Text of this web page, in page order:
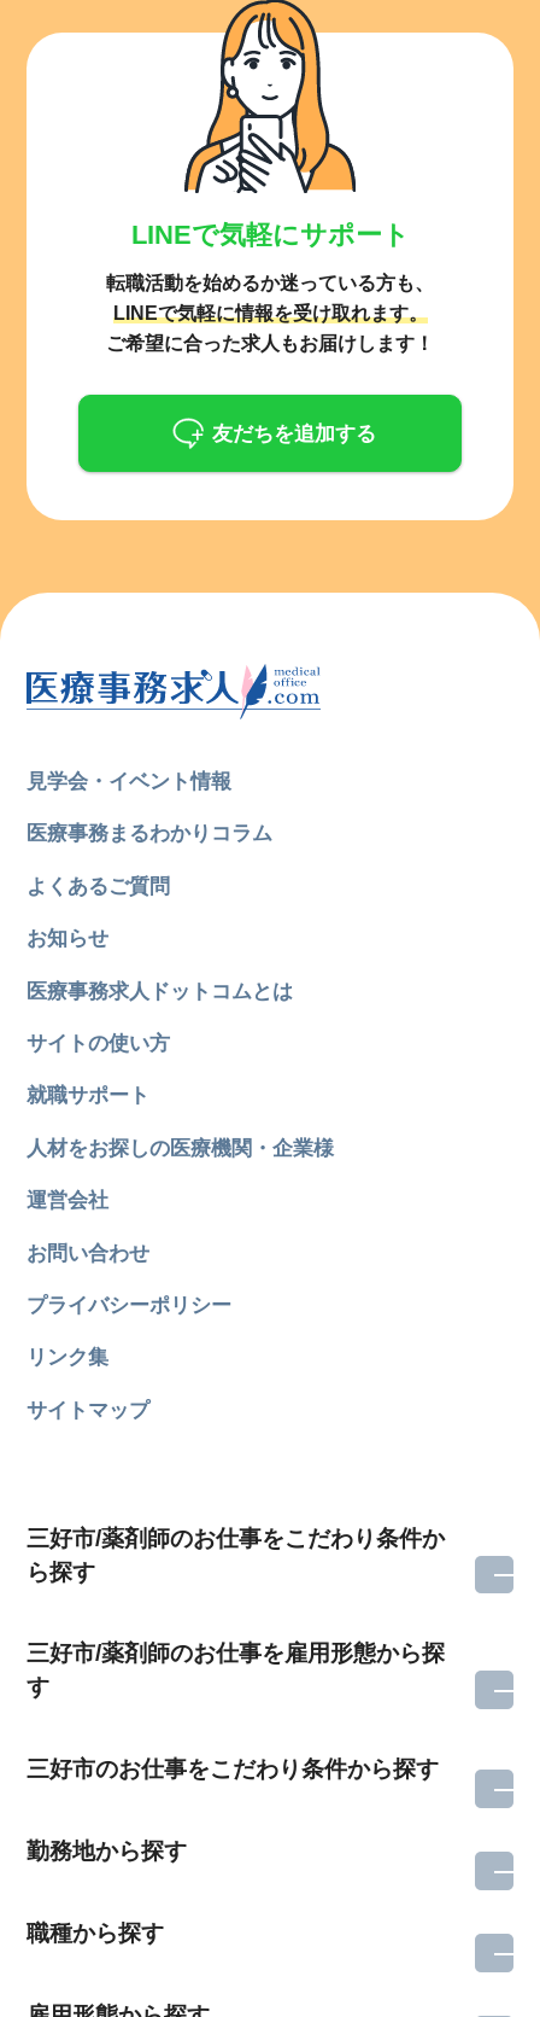
LINEで気軽にサポート
転職活動を始めるか迷っている方も、
LINEで気軽に情報を受け取れます。
ご希望に合った求人もお届けします！
友だちを追加する
見学会・イベント情報
医療事務まるわかりコラム
よくあるご質問
お知らせ
医療事務求人ドットコムとは
サイトの使い方
就職サポート
人材をお探しの医療機関・企業様
運営会社
お問い合わせ
プライバシーポリシー
リンク集
サイトマップ
三好市/薬剤師のお仕事をこだわり条件か
ら探す
三好市/薬剤師のお仕事を雇用形態から探
す
三好市のお仕事をこだわり条件から探す
勤務地から探す
職種から探す